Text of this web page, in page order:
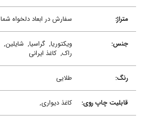
متراژ: سفارش در ابعاد دلخواه شما
جنس: ویکتوریا,گراسیا, شایلین,
راک,کاغذ ایرانی
رنگ: طلایی
قابلیت چاپ روی: کاغذ دیواری,